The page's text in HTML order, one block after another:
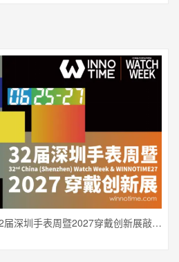
时间，继续为创新喝彩。32届深圳手表周暨2027穿戴创新展敲定档期